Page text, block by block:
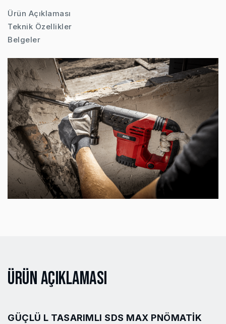
Ürün Açıklaması
Teknik Özellikler
Belgeler
Ürün Açıklaması
GÜÇLÜ L TASARIMLI SDS MAX PNÖMATIK